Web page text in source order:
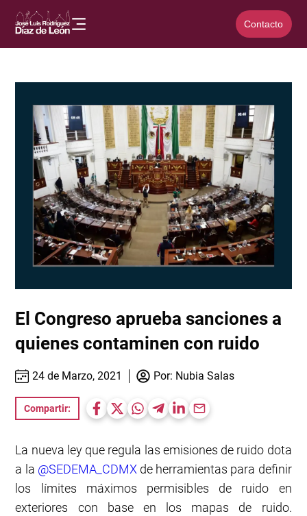
Contacto
El Congreso aprueba sanciones a
quienes contaminen con ruido
24 de Marzo, 2021 Por: Nubia Salas
Compartir:
La nueva ley que regula las emisiones de ruido dota
a la @SEDEMA_CDMXde herramientas para definir
los límites máximos permisibles de ruido en
exteriores con base en los mapas de ruido.